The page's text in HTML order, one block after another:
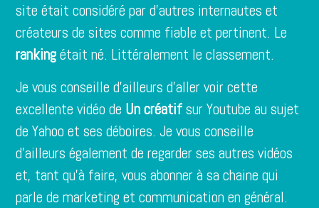
site était considéré par d’autres internautes et
créateurs de sites comme fiable et pertinent. Le
rankingétait né. Littéralement le classement.
Je vous conseille d’ailleurs d’aller voir cette
excellente vidéo de Un créatifsur Youtube au sujet
de Yahoo et ses déboires. Je vous conseille
d’ailleurs également de regarder ses autres vidéos
et, tant qu’à faire, vous abonner àsa chaine qui
parle de marketing et communication en général.